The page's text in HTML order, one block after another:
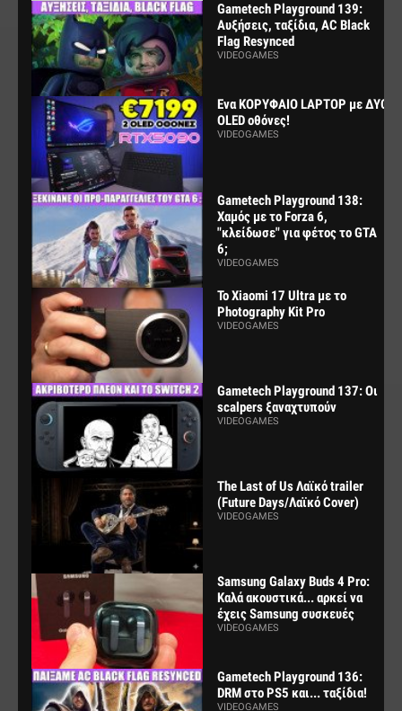
Gametech Playground 139:
Αυξήσεις, ταξίδια, AC Black
Flag Resynced
VIDEOGAMES
Ενα ΚΟΡΥΦΑΙΟ LAPTOP με ΔΥΟ
OLED οθόνες!
VIDEOGAMES
Gametech Playground 138:
Χαμός με το Forza 6,
"κλείδωσε" για φέτος το GTA
6;
VIDEOGAMES
Το Xiaomi 17 Ultra με το
Photography Kit Pro
VIDEOGAMES
Gametech Playground 137: Οι
scalpers ξαναχτυπούν
VIDEOGAMES
The Last of Us Λαϊκό trailer
(Future Days/Λαϊκό Cover)
VIDEOGAMES
Samsung Galaxy Buds 4 Pro:
Καλά ακουστικά... αρκεί να
έχεις Samsung συσκευές
VIDEOGAMES
Gametech Playground 136:
DRM στο PS5 και... ταξίδια!
VIDEOGAMES